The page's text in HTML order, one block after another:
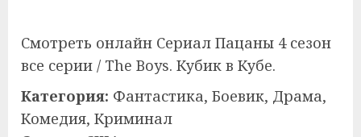
Смотреть онлайн Сериал Пацаны 4 сезон
все серии / The Boys. Кубик в Кубе.
Категория: Фантастика, Боевик, Драма,
Комедия, Криминал